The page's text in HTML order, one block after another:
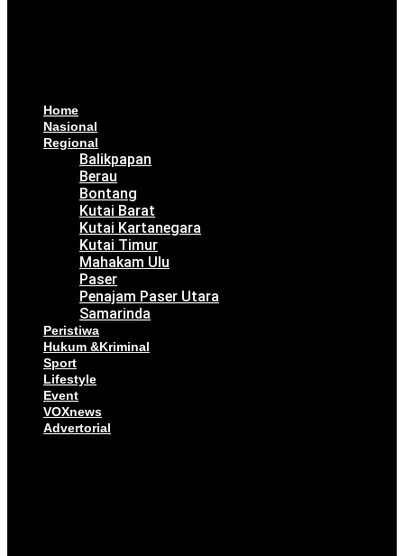
Home
Nasional
Regional
Balikpapan
Berau
Bontang
Kutai Barat
Kutai Kartanegara
Kutai Timur
Mahakam Ulu
Paser
Penajam Paser Utara
Samarinda
Peristiwa
Hukum &Kriminal
Sport
Lifestyle
Event
VOXnews
Advertorial